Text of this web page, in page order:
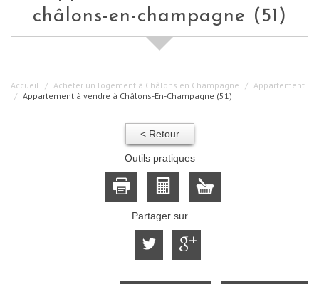
châlons-en-champagne (51)
Accueil Acheter un logement à Châlons en Champagne
Appartement
Appartement à vendre à Châlons-En-Champagne (51)
< Retour
Outils pratiques
Partager sur